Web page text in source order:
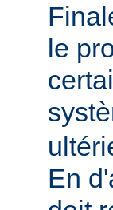
le
En